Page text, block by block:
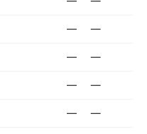
— —
— —
— —
— —